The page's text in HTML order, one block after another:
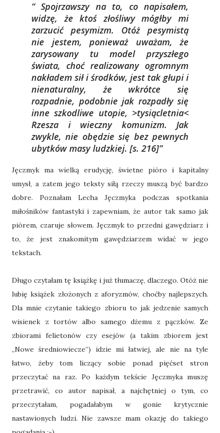
Spojrzawszy na to, co napisałem,
widzę, że ktoś złośliwy mógłby mi
zarzucić pesymizm. Otóż pesymistą
nie jestem, ponieważ uważam, że
zarysowany tu model przyszłego
świata, choć realizowany ogromnym
nakładem sił i środków, jest tak głupi i
nienaturalny, że wkrótce się
rozpadnie, podobnie jak rozpadły się
inne szkodliwe utopie, >tysiącletnia<
Rzesza i wieczny komunizm. Jak
zwykle, nie obędzie się bez pewnych
ubytków masy ludzkiej. [s. 216]
Jęczmyk ma wielką erudycję, świetne pióro i kapitalny
umysł, a zatem jego teksty siłą rzeczy muszą być bardzo
dobre. Poznałam Lecha Jęczmyka podczas spotkania
miłośników fantastyki i zapewniam, że autor tak samo jak
piórem, czaruje słowem. Jęczmyk to przedni gawędziarz i
to, że jest znakomitym gawędziarzem widać w jego
tekstach.
Długo czytałam tę książkę i już tłumaczę, dlaczego. Otóż nie
lubię książek złożonych z aforyzmów, choćby najlepszych.
Dla mnie czytanie takiego zbioru to jak jedzenie samych
wisienek z tortów albo samego dżemu z pączków. Ze
zbiorami felietonów czy esejów (a takim zbiorem jest
„Nowe średniowiecze”) idzie mi łatwiej, ale nie na tyle
łatwo, żeby tom liczący sobie ponad pięćset stron
przeczytać na raz. Po każdym tekście Jęczmyka muszę
przetrawić, co autor napisał, a najchętniej o tym, co
przeczytałam, pogadałabym w gonie krytycznie
nastawionych ludzi. Nie zawsze mam okazję do takiego